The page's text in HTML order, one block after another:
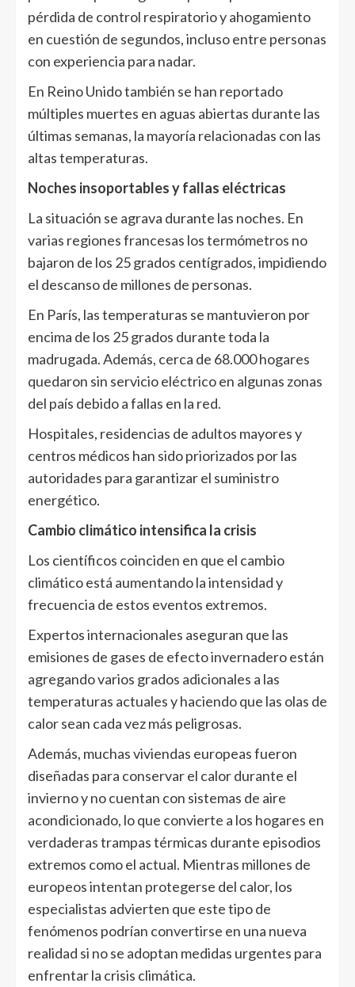
pérdida de control respiratorio y ahogamiento
en cuestión de segundos, incluso entre personas
con experiencia para nadar.
En Reino Unido también se han reportado
múltiples muertes en aguas abiertas durante las
últimas semanas, la mayoría relacionadas con las
altas temperaturas.
Noches insoportables y fallas eléctricas
La situación se agrava durante las noches. En
varias regiones francesas los termómetros no
bajaron de los 25 grados centígrados, impidiendo
el descanso de millones de personas.
En París, las temperaturas se mantuvieron por
encima de los 25 grados durante toda la
madrugada. Además, cerca de 68.000 hogares
quedaron sin servicio eléctrico en algunas zonas
del país debido a fallas en la red.
Hospitales, residencias de adultos mayores y
centros médicos han sido priorizados por las
autoridades para garantizar el suministro
energético.
Cambio climático intensifica la crisis
Los científicos coinciden en que el cambio
climático está aumentando la intensidad y
frecuencia de estos eventos extremos.
Expertos internacionales aseguran que las
emisiones de gases de efecto invernadero están
agregando varios grados adicionales a las
temperaturas actuales y haciendo que las olas de
calor sean cada vez más peligrosas.
Además, muchas viviendas europeas fueron
diseñadas para conservar el calor durante el
invierno y no cuentan con sistemas de aire
acondicionado, lo que convierte a los hogares en
verdaderas trampas térmicas durante episodios
extremos como el actual. Mientras millones de
europeos intentan protegerse del calor, los
especialistas advierten que este tipo de
fenómenos podrían convertirse en una nueva
realidad si no se adoptan medidas urgentes para
enfrentar la crisis climática.